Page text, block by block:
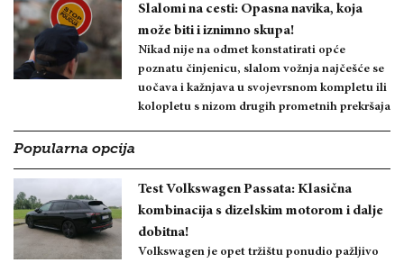
Slalomi na cesti: Opasna navika, koja
može biti i iznimno skupa!
Nikad nije na odmet konstatirati opće
poznatu činjenicu, slalom vožnja najčešće se
uočava i kažnjava u svojevrsnom kompletu ili
kolopletu s nizom drugih prometnih prekršaja
Popularna opcija
Test Volkswagen Passata: Klasična
kombinacija s dizelskim motorom i dalje
dobitna!
Volkswagen je opet tržištu ponudio pažljivo